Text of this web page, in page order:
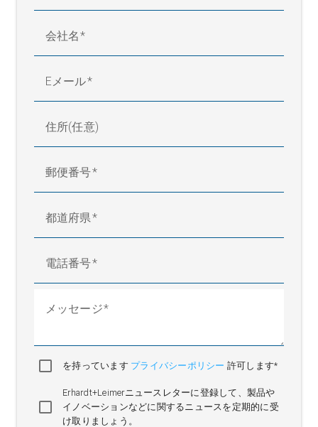
会社名
Eメール
住所(任意)
郵便番号
都道府県
電話番号
メッセージ
を持っています プライバシーポリシー 許可します*
Erhardt+Leimerニュースレターに登録して、製品や
イノベーションなどに関するニュースを定期的に受
け取りましょう。